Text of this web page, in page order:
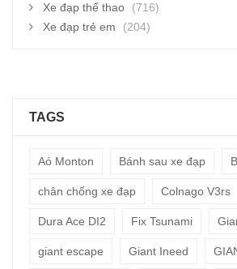
Xe đạp thể thao
(716)
Xe đạp trẻ em
(204)
TAGS
Aó Monton Bánh sau xe đạp
chân chống xe đạp Colnago V3rs
Dura Ace DI2 Fix Tsunami
giant escape Giant Ineed